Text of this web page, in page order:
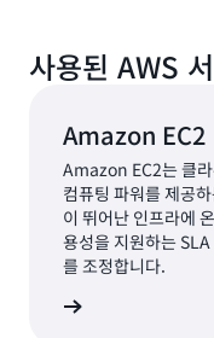
또 다른 주요 이점은
입니다.”라고 Steiger
여 필요한 암호화 수
이 고객의 금융 기록
수 있습니다.”
또한 이 회사는 AWS
계하고 GoBD 세금
그를 사용하면 몇 시
사용된 AWS
Amazon EC2
Amazon EC2는 클
컴퓨팅 파워를 제공
이 뛰어난 인프라에
용성을 지원하는
를 조정합니다.